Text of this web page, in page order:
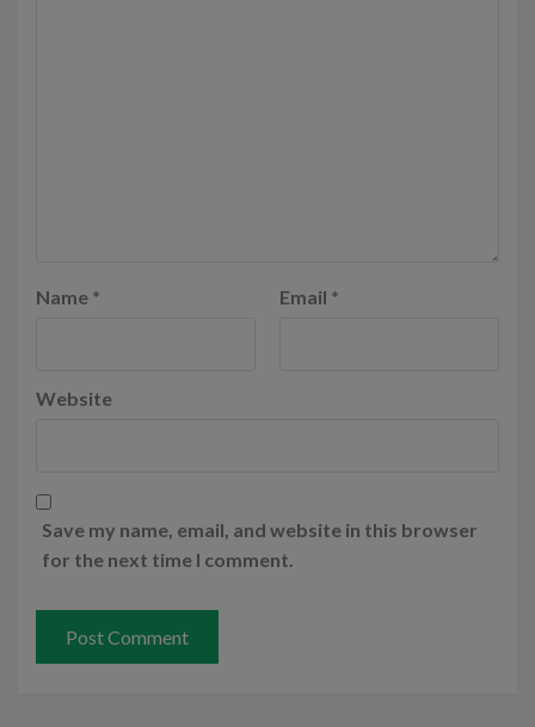
Name * Email *
Website
Save my name, email, and website in this browser
for the next time I comment.